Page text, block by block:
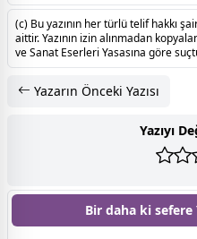
(c) Bu yazının her türlü telif hakkı
aittir. Yazının izin alınmadan
ve Sanat Eserleri Yasasına göre
Yazarın Önceki Yazısı
Yazıyı
Bir daha ki sefere